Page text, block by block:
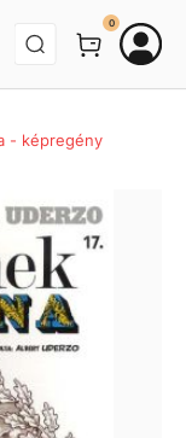
BEJELENTKEZÉS
0
- képregény